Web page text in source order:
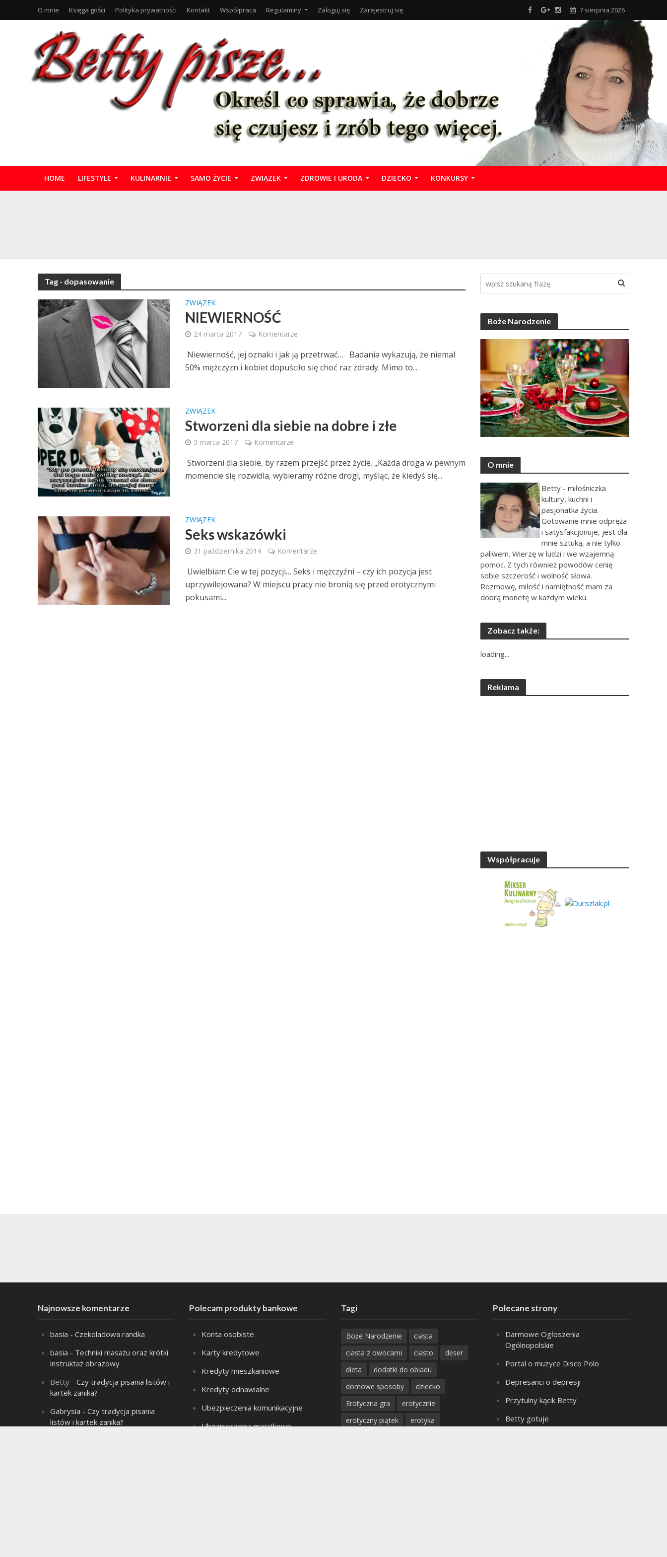
O mnie Księga gości Polityka prywatności Kontakt Współpraca Regulaminy Zaloguj się Zarejestruj się 7 sierpnia 2026
HOME LIFESTYLE KULINARNIE SAMO ŻYCIE ZWIĄZEK ZDROWIE I URODA DZIECKO KONKURSY
Tag - dopasowanie
ZWIĄZEK
NIEWIERNOŚĆ
24 marca 2017 Komentarze
Niewierność, jej oznaki i jak ją przetrwać… Badania wykazują, że niemal
50% mężczyzn i kobiet dopuściło się choć raz zdrady. Mimo to...
ZWIĄZEK
Stworzeni dla siebie na dobre i złe
3 marca 2017 Komentarze
Stworzeni dla siebie, by razem przejść przez życie. „Każda droga w pewnym
momencie się rozwidla, wybieramy różne drogi, myśląc, że kiedyś się...
ZWIĄZEK
Seks wskazówki
31 października 2014 Komentarze
Uwielbiam Cie w tej pozycji… Seks i mężczyźni – czy ich pozycja jest
uprzywilejowana? W miejscu pracy nie bronią się przed erotycznymi
pokusami...
Boże Narodzenie
O mnie
Betty - miłośniczka
kultury, kuchni i
pasjonatka życia.
Gotowanie mnie odpręża
i satysfakcjonuje, jest dla
mnie sztuką, a nie tylko
paliwem. Wierzę w ludzi i we wzajemną
pomoc. Z tych również powodów cenię
sobie szczerość i wolność słowa.
Rozmowę, miłość i namiętność mam za
dobrą monetę w każdym wieku.
Zobacz także:
loading...
Reklama
Współpracuje
Najnowsze komentarze
basia - Czekoladowa randka
basia - Techniki masażu oraz krótki
instruktaż obrazowy
Betty- Czy tradycja pisania listów i
kartek zanika?
Gabrysia - Czy tradycja pisania
listów i kartek zanika?
Polecam produkty bankowe
Konta osobiste
Karty kredytowe
Kredyty mieszkaniowe
Kredyty odnawialne
Ubezpieczenia komunikacyjne
Ubezpieczenia majątkowe
Tagi
Boże Narodzenie
ciasta
ciasta z owocami
ciasto
deser
dieta
dodatki do obiadu
domowe sposoby
dziecko
Erotyczna gra
erotycznie
erotyczny piątek
erotyka
Polecane strony
Darmowe Ogłoszenia
Ogólnopolskie
Portal o muzyce Disco Polo
Depresanci o depresji
Przytulny kącik Betty
Betty gotuje